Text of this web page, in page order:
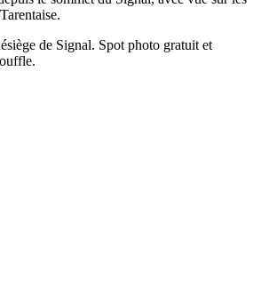
de Signal. Spot photo gratuit et